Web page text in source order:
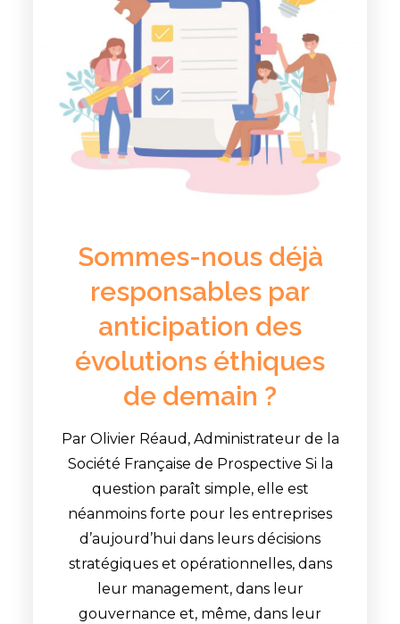
Sommes-nous déjà
responsables par
anticipation des
évolutions éthiques
de demain ?
Par Olivier Réaud, Administrateur de la
Société Française de Prospective Si la
question paraît simple, elle est
néanmoins forte pour les entreprises
d’aujourd’hui dans leurs décisions
stratégiques et opérationnelles, dans
leur management, dans leur
gouvernance et, même, dans leur